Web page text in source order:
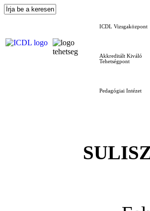
ICDL Vizsgaközpont
Akkreditált Kiváló
Tehetségpont
Pedagógiai Intézet